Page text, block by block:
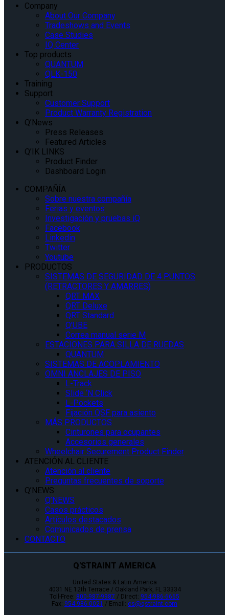
Company
About Our Company
Tradeshows and Events
Case Studies
IQ Center
Top products
QUANTUM
QLK-150
Training
Support
Customer Support
Product Warranty Registration
Q’News
Press Releases
Featured Articles
Q’IK LINKS
Product Finder
Dashboard Login
COMPAÑÍA
Sobre nuestra compañía
Ferias y eventos
Investigación y pruebas iQ
Facebook
Linkedin
Twitter
Youtube
PRODUCTOS
SISTEMAS DE SEGURIDAD DE 4 PUNTOS
(RETRACTORES Y AMARRES)
QRT MAX
QRT Deluxe
QRT Standard
Q’UBE
Correa manual serie M
ESTACIONES PARA SILLA DE RUEDAS
QUANTUM
SISTEMAS DE ACOPLAMIENTO
OMNI ANCLAJES DE PISO
L-Track
Slide ‘N Click
L-Pockets
Fijación QSF para asiento
MÁS PRODUCTOS
Cinturones para ocupantes
Accesorios generales
Wheelchair Securement Product Finder
ATENCIÓN AL CLIENTE
Atención al cliente
Preguntas frecuentes de soporte
Q’NEWS
Q’NEWS
Casos prácticos
Artículos destacados
Comunicados de prensa
CONTACTO
Q'STRAINT AMERICA
United States & Latin America
4031 NE 12th Terrace / Oakland Park, FL 33334
Toll-Free: 800-987-9987 / Direct: 954-986-6665
Fax: 954-986-0021 / Email: cs@qstraint.com